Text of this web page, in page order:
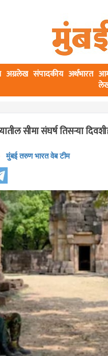
अग्रलेख संपादकीय अर्थभारत
सीमा संघर्ष तिसऱ्या
मुंबई तरुण भारत वेब टीम